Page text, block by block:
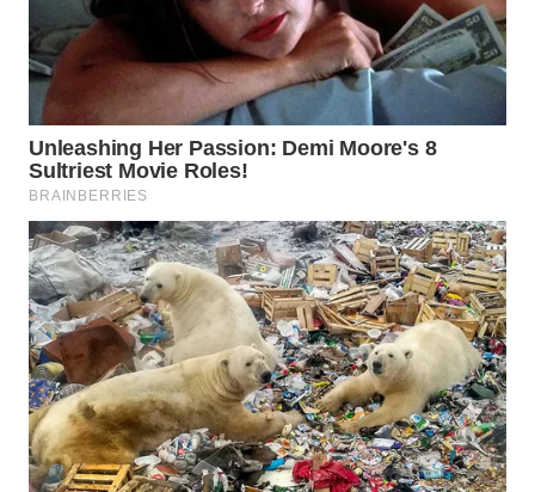
TAPANULI
SELATAN
TANJUNG
LESUNG
KARO
WN
SIMALUNGUN
WN
LABUHANBATU
WN